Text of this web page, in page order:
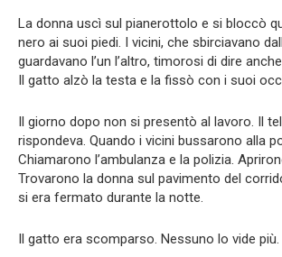
La donna uscì sul pianerottolo e si bloccò
nero ai suoi piedi. I vicini, che sbirciavano
guardavano l’un l’altro, timorosi di dire
Il gatto alzò la testa e la fissò con i suoi
Il giorno dopo non si presentò al lavoro. Il
rispondeva. Quando i vicini bussarono alla
Chiamarono l’ambulanza e la polizia.
Trovarono la donna sul pavimento del
si era fermato durante la notte.
Il gatto era scomparso. Nessuno lo vide più.